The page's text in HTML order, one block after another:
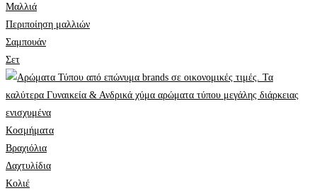
Mαλλιά
Περιποίηση μαλλιών
Σαμπουάν
Σετ
Κοσμήματα
Βραχιόλια
Δαχτυλίδια
Κολιέ